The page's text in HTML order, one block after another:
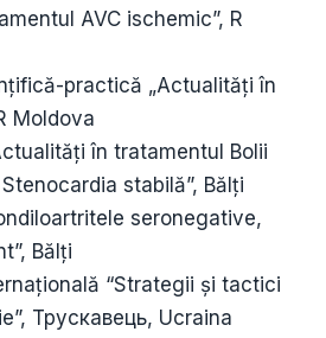
AVC ischemic”, R
practică „Actualități în
Moldova
în tratamentul Bolii
stabilă”, Bălți
seronegative,
Bălți
“Strategii şi tactici
Трускавець, Ucraina